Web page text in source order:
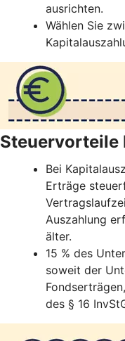
ausrichten.
Wählen Sie
Steuervorteile
Bei
Erträge
Auszahlung
älter.
15 % des
soweit der
des § 16